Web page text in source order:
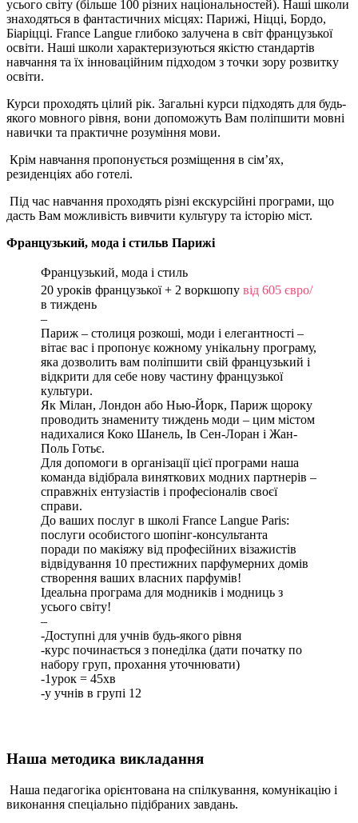
усього світу (більше 100 різних національностей). Наші школи
знаходяться в фантастичних місцях: Парижі, Ніцці, Бордо,
Біаріцці. France Langue глибоко залучена в світ французької
освіти. Наші школи характеризуються якістю стандартів
навчання та їх інноваційним підходом з точки зору розвитку
освіти.
Курси проходять цілий рік. Загальні курси підходять для будь-
якого мовного рівня, вони допоможуть Вам поліпшити мовні
навички та практичне розуміння мови.
Крім навчання пропонується розміщення в сім’ях,
резиденціях або готелі.
Під час навчання проходять різні екскурсійні програми, що
дасть Вам можливість вивчити культуру та історію міст.
Французький, мода і стильв Парижі
Французький, мода і стиль
20 уроків французької + 2 воркшопу від 605 євро/
в тиждень
–
Париж – столиця розкоші, моди і елегантності –
вітає вас і пропонує кожному унікальну програму,
яка дозволить вам поліпшити свій французький і
відкрити для себе нову частину французької
культури.
Як Мілан, Лондон або Нью-Йорк, Париж щороку
проводить знамениту тиждень моди – цим містом
надихалися Коко Шанель, Ів Сен-Лоран і Жан-
Поль Готьє.
Для допомоги в організації цієї програми наша
команда відібрала виняткових модних партнерів –
справжніх ентузіастів і професіоналів своєї
справи.
До ваших послуг в школі France Langue Paris:
послуги особистого шопінг-консультанта
поради по макіяжу від професійних візажистів
відвідування 10 престижних парфумерних домів
створення ваших власних парфумів!
Ідеальна програма для модників і модниць з
усього світу!
–
-Доступні для учнів будь-якого рівня
-курс починається з понеділка (дати початку по
набору груп, прохання уточнювати)
-1урок = 45хв
-у учнів в групі 12
Наша методика викладання
Наша педагогіка орієнтована на спілкування, комунікацію і
виконання спеціально підібраних завдань.